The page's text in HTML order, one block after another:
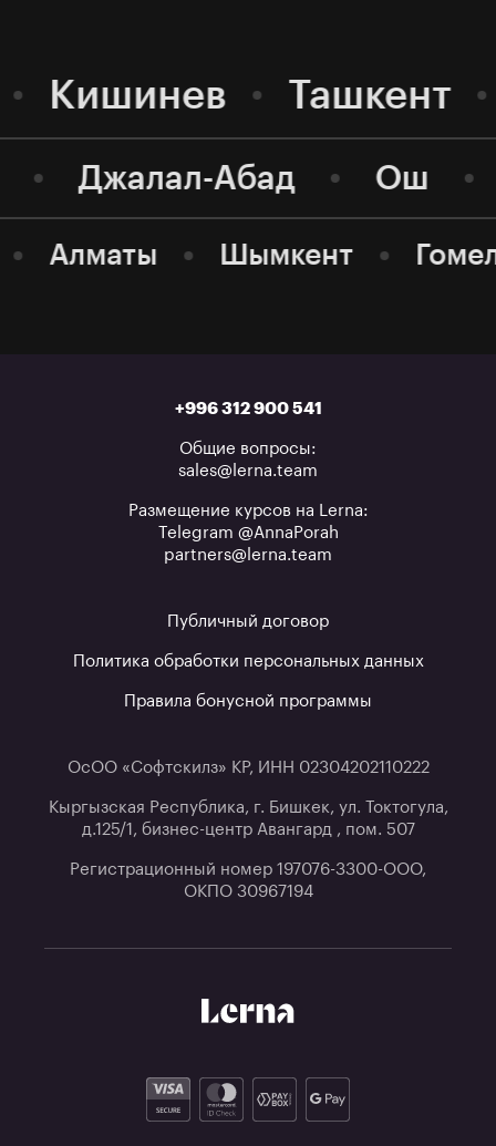
Кишинев Ташкент
Ош
Джалал-Абад
Алматы Шымкент
+996 312 900 541
Общие вопросы:
sales@lerna.team
Размещение курсов на Lerna:
Telegram @AnnaPorah
partners@lerna.team
Публичный договор
Политика обработки персональных данных
Правила бонусной программы
ОсОО «Софтскилз» КР, ИНН 02304202110222
Кыргызская Республика, г. Бишкек, ул. Токтогула,
д.125/1, бизнес-центр Авангард , пом. 507
Регистрационный номер 197076-3300-ООО,
ОКПО 30967194